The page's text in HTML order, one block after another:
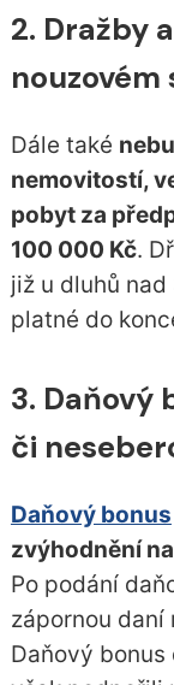
2. Dražby
nouzovém
Dále také
nemovitostí,
pobyt za
100 000 Kč.
již u dluhů
platné do
3. Daňový
či
Daňový bonus
zvýhodnění
Po podání
zápornou daní
Daňový